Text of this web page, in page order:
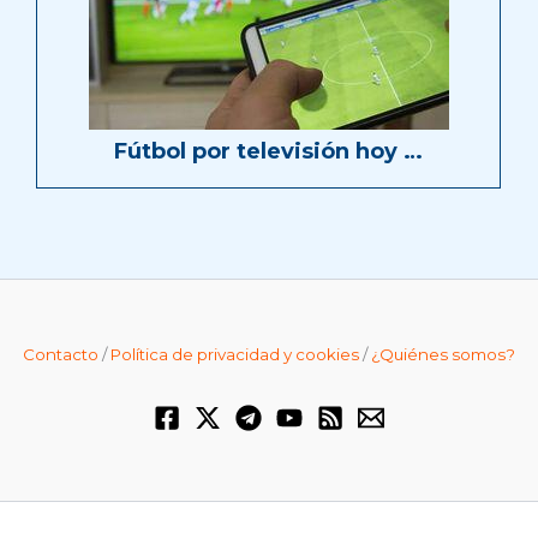
Fútbol por televisión hoy …
Contacto /Política de privacidad y cookies/¿Quiénes somos?